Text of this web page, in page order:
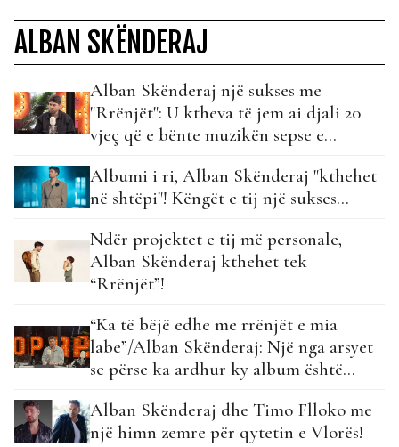
ALBAN SKËNDERAJ
Alban Skënderaj një sukses me
"Rrënjët": U ktheva të jem ai djali 20
vjeç që e bënte muzikën sepse e
Albumi i ri, Alban Skënderaj "kthehet
në shtëpi"! Këngët e tij një sukses...
Ndër projektet e tij më personale,
Alban Skënderaj kthehet tek
“Rrënjët”!
“Ka të bëjë edhe me rrënjët e mia
labe”/Alban Skënderaj: Një nga arsyet
se përse ka ardhur ky album është…
Alban Skënderaj dhe Timo Flloko me
një himn zemre për qytetin e Vlorës!